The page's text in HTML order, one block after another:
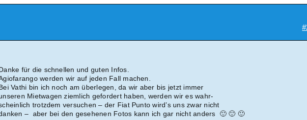
für die schnellen und guten Infos.
werden wir auf jeden Fall machen.
Vathi bin ich noch am überlegen, da wir aber bis jetzt immer
Mietwagen ziemlich gefordert haben, werden wir es wahr-
trotzdem versuchen – der Fiat Punto wird’s uns zwar nicht
– aber bei den gesehenen Fotos kann ich gar nicht anders 🙂 🙂 🙂